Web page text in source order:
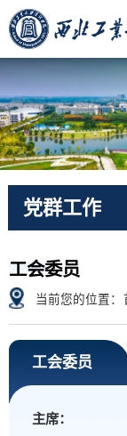
党群工作
工会委员
PARTY
当前您的位置：
工会委员
主席：